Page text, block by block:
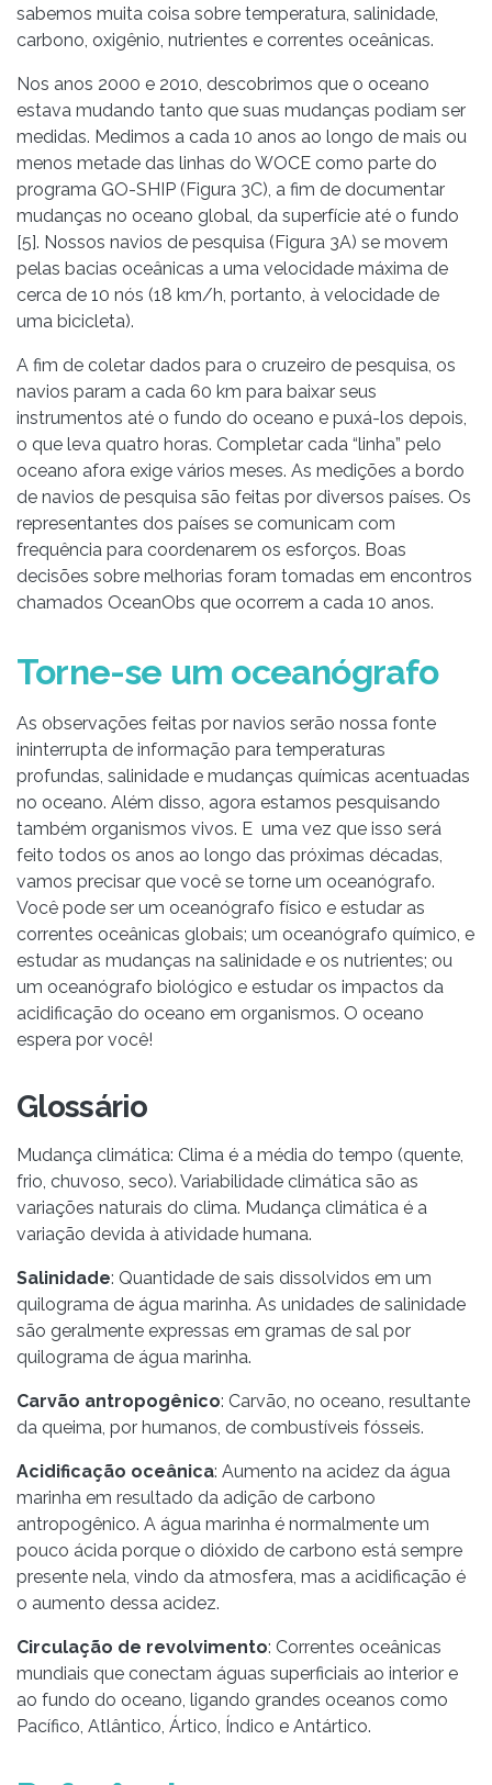
sabemos muita coisa sobre temperatura, salinidade,
carbono, oxigênio, nutrientes e correntes oceânicas.
Nos anos 2000 e 2010, descobrimos que o oceano
estava mudando tanto que suas mudanças podiam ser
medidas. Medimos a cada 10 anos ao longo de mais ou
menos metade das linhas do WOCE como parte do
programa GO-SHIP (Figura 3C), a fim de documentar
mudanças no oceano global, da superfície até o fundo
[5]. Nossos navios de pesquisa (Figura 3A) se movem
pelas bacias oceânicas a uma velocidade máxima de
cerca de 10 nós (18 km/h, portanto, à velocidade de
uma bicicleta).
A fim de coletar dados para o cruzeiro de pesquisa, os
navios param a cada 60 km para baixar seus
instrumentos até o fundo do oceano e puxá-los depois,
o que leva quatro horas. Completar cada “linha” pelo
oceano afora exige vários meses. As medições a bordo
de navios de pesquisa são feitas por diversos países. Os
representantes dos países se comunicam com
frequência para coordenarem os esforços. Boas
decisões sobre melhorias foram tomadas em encontros
chamados OceanObs que ocorrem a cada 10 anos.
Torne-se um oceanógrafo
As observações feitas por navios serão nossa fonte
ininterrupta de informação para temperaturas
profundas, salinidade e mudanças químicas acentuadas
no oceano. Além disso, agora estamos pesquisando
também organismos vivos. E uma vez que isso será
feito todos os anos ao longo das próximas décadas,
vamos precisar que você se torne um oceanógrafo.
Você pode ser um oceanógrafo físico e estudar as
correntes oceânicas globais; um oceanógrafo químico, e
estudar as mudanças na salinidade e os nutrientes; ou
um oceanógrafo biológico e estudar os impactos da
acidificação do oceano em organismos. O oceano
espera por você!
Glossário
Mudança climática: Clima é a média do tempo (quente,
frio, chuvoso, seco). Variabilidade climática são as
variações naturais do clima. Mudança climática é a
variação devida à atividade humana.
Salinidade: Quantidade de sais dissolvidos em um
quilograma de água marinha. As unidades de salinidade
são geralmente expressas em gramas de sal por
quilograma de água marinha.
Carvão antropogênico: Carvão, no oceano, resultante
da queima, por humanos, de combustíveis fósseis.
Acidificação oceânica: Aumento na acidez da água
marinha em resultado da adição de carbono
antropogênico. A água marinha é normalmente um
pouco ácida porque o dióxido de carbono está sempre
presente nela, vindo da atmosfera, mas a acidificação é
o aumento dessa acidez.
Circulação de revolvimento: Correntes oceânicas
mundiais que conectam águas superficiais ao interior e
ao fundo do oceano, ligando grandes oceanos como
Pacífico, Atlântico, Ártico, Índico e Antártico.